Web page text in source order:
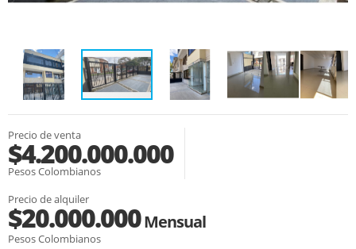
Precio de venta
$4.200.000.000
Pesos Colombianos
Precio de alquiler
$20.000.000Mensual
Pesos Colombianos